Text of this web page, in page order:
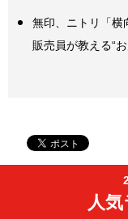
無印、ニトリ「横
販売員が教える“
人